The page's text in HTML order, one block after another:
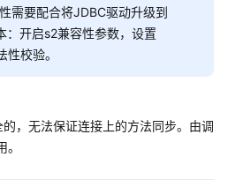
需要配合将JDBC驱动升级到
：开启s2兼容性参数，设置
校验。
，无法保证连接上的方法同步。由调